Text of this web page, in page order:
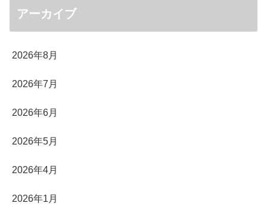
アーカイブ
2026年8月
2026年7月
2026年6月
2026年5月
2026年4月
2026年1月